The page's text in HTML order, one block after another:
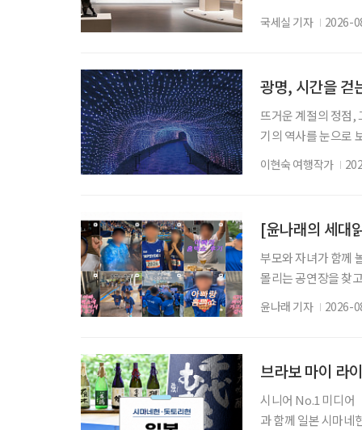
미술을 이끈 거장
관이 대대적인 보
국세실 기자 2026-
광명, 시간을 걷
뜨거운 계절의 정점,
기의 역사를 눈으로
광명시다. 요즘 여
식의 여행보다는
이현숙 여행작가
부모와 자녀가 함께
몰리는 공연장을 찾
을 돌린다. 세대의
사람의 취향인지
윤나래 기자 2026-
브라보 마이 라
시니어 No.1 미디어
과 함께 일본 시마네